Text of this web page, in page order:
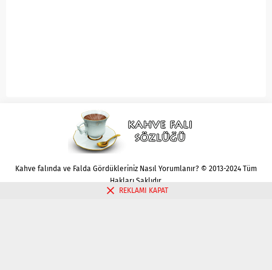
Kahve falında ve Falda Gördükleriniz Nasıl Yorumlanır? © 2013-2024 Tüm
Hakları Saklıdır.
REKLAMI KAPAT